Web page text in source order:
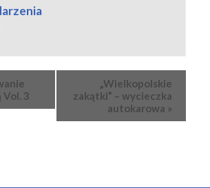
Vol. 3
„Wielkopolskie
zakątki” – wycieczka
autokarowa »